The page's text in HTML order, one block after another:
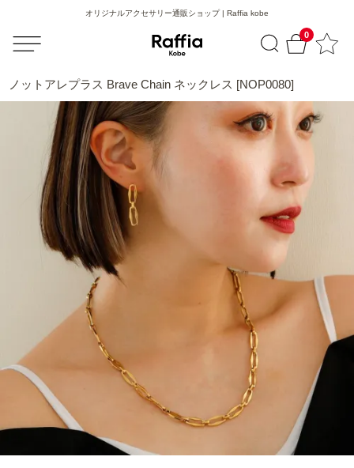
0
オリジナルアクセサリー通販ショップ | Raffia kobe
ノットアレプラス Brave Chain ネックレス [NOP0080]